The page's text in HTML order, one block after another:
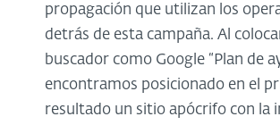
propagación que utilizan los
detrás de esta campaña. Al
buscador como Google “Plan de
encontramos posicionado en el
resultado un sitio apócrifo con la